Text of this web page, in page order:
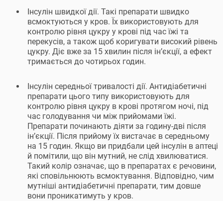
Інсулін швидкої дії. Такі препарати швидко
всмоктуються у кров. Їх використовують для
контролю рівня цукру у крові під час їжі та
перекусів, а також щоб коригувати високий рівень
цукру. Діє вже за 15 хвилин після ін’єкції, а ефект
тримається до чотирьох годин.
Інсулін середньої тривалості дії. Антидіабетичні
препарати цього типу використовують для
контролю рівня цукру в крові протягом ночі, під
час голодування чи між прийомами їжі.
Препарати починають діяти за годину-дві після
ін’єкції. Після прийому їх вистачає в середньому
на 15 годин. Якщо ви придбали цей інсулін в аптеці
й помітили, що він мутний, не слід хвилюватися.
Такий колір означає, що в препаратах є речовини,
які сповільнюють всмоктування. Відповідно, чим
мутніші антидіабетичні препарати, тим довше
вони проникатимуть у кров.